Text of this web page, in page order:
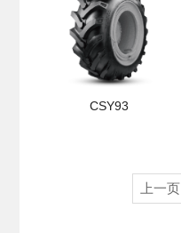
CSY93
上一页